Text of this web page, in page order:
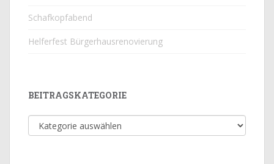
Schafkopfabend
Helferfest Bürgerhausrenovierung
BEITRAGSKATEGORIE
Beitragskategorie